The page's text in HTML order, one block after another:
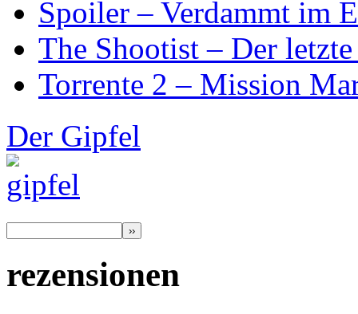
Spoiler – Verdammt im
The Shootist – Der
Torrente 2 – Mission
Der Gipfel
rezensionen